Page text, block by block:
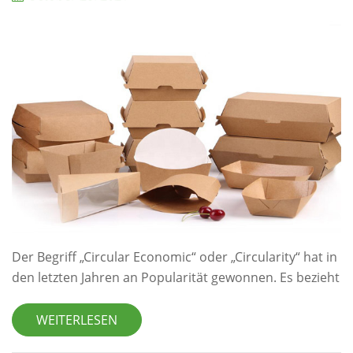
imple...
Der Begriff „Circular Economic“ oder „Circularity“ hat in
den letzten Jahren an Popularität gewonnen. Es bezieht
Veränderungen wie Klimawandel, Verlust der
biologischen Vielfalt, Lebensmittel- und
WEITERLESEN